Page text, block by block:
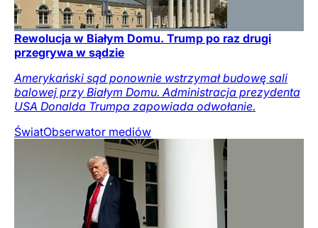
Rewolucja w Białym Domu. Trump po raz drugi
przegrywa w sądzie
Amerykański sąd ponownie wstrzymał budowę sali
balowej przy Białym Domu. Administracja prezydenta
USA Donalda Trumpa zapowiada odwołanie.
ŚwiatObserwator mediów